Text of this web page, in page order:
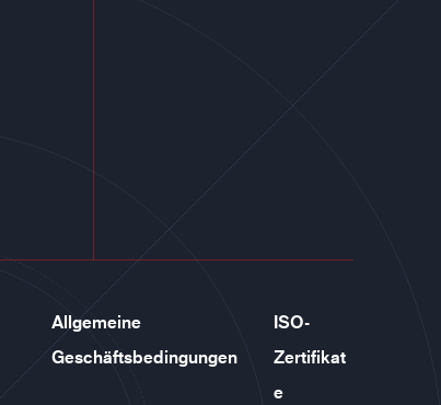
Allgemeine
Geschäftsbedingungen
ISO-
Zertifikat
e